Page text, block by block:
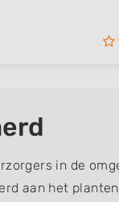
in de
aan het